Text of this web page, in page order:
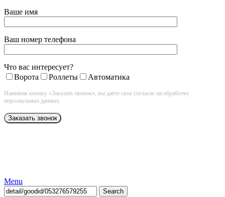
Ваше имя
Ваш номер телефона
Что вас интересует?
Ворота
Роллеты Автоматика
Нажимая кнопку «Заказать звонок», вы даёте свое согласие на обработку
персональных данных
Menu
Search